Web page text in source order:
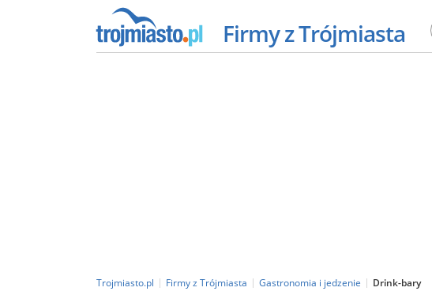
Firmy z Trójmiasta
Trojmiasto.pl Firmy z Trójmiasta Gastronomia i jedzenie Drink-bary